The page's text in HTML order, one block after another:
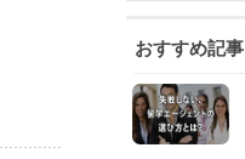
おすすめ記事